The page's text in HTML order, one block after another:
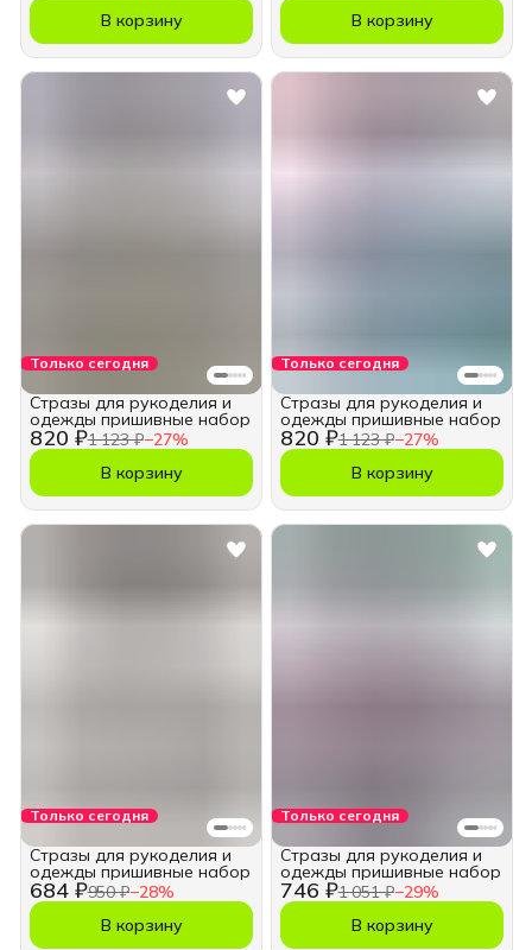
В корзину В корзину
Только сегодня
820 ₽1 123 ₽−27%
Стразы для рукоделия и
одежды пришивные набор
В корзину
Только сегодня
820 ₽1 123 ₽−27%
Стразы для рукоделия и
одежды пришивные набор
В корзину
Только сегодня
684 ₽950 ₽−28%
Стразы для рукоделия и
одежды пришивные набор
В корзину
Только сегодня
746 ₽1 051 ₽−29%
Стразы для рукоделия и
одежды пришивные набор
В корзину